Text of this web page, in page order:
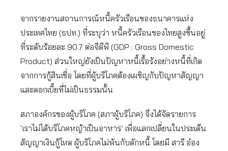
จากรายงานสถานการณ์หนี้ครัวเรือนของธนาคารแห่ง
ประเทศไทย (ธปท.) ที่ระบุว่า หนี้ครัวเรือนของไทยสูงขึ้นอยู่
ที่ระดับร้อยละ 90.7 ต่อจีดีพี (GDP : Gross Domestic
Product) ส่วนใหญ่ยังเป็นปัญหาหนี้เรื้อรังอย่างหนี้ที่เกิด
จากการกู้สินเชื่อ โดยที่ผู้บริโภคต้องเผชิญกับปัญหาสัญญา
และดอกเบี้ยที่ไม่เป็นธรรมนั้น
สภาองค์กรของผู้บริโภค (สภาผู้บริโภค) จึงได้จัดรายการ
‘เราไม่ได้บริโภคหญ้าเป็นอาหาร’ เพื่อแลกเปลี่ยนในประเด็น
สัญญาเงินกู้โหด ผู้บริโภคไม่พ้นกับดักหนี้ โดยมี สารี อ๋อง